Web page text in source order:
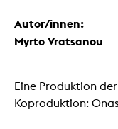
Autor/innen:
Myrto Vratsanou
Eine Produktion
Koproduktion: